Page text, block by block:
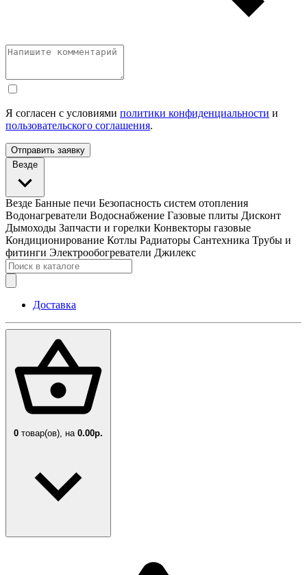
Я согласен с условиями политики конфиденциальности и
пользовательского соглашения.
Отправить заявку
Везде
Везде Банные печи Безопасность систем отопления
Водонагреватели Водоснабжение Газовые плиты Дисконт
Дымоходы Запчасти и горелки Конвекторы газовые
Кондиционирование Котлы Радиаторы Сантехника Трубы и
фитинги Электрообогреватели Джилекс
Доставка
0 товар(ов), на 0.00р.